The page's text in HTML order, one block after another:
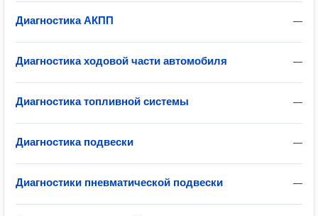
—
Диагностика АКПП
—
Диагностика ходовой части автомобиля
—
Диагностика топливной системы
—
Диагностика подвески
—
Диагностики пневматической подвески